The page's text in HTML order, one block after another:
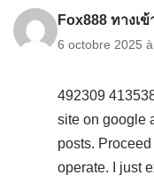
Fox888 ทางเ
6 octobre 2025
492309
site on google
posts.
operate. I just